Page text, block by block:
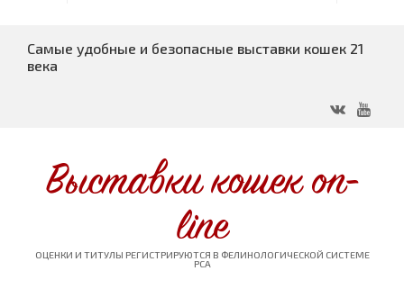
Самые удобные и безопасные выставки кошек 21
века
Выставки кошек on-
line
ОЦЕНКИ И ТИТУЛЫ РЕГИСТРИРУЮТСЯ В ФЕЛИНОЛОГИЧЕСКОЙ СИСТЕМЕ
PCA